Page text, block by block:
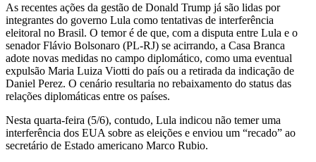
As recentes ações da gestão de Donald Trump já são lidas por
integrantes do governo Lula como tentativas de interferência
eleitoral no Brasil. O temor é de que, com a disputa entre Lula e o
senador Flávio Bolsonaro (PL-RJ) se acirrando, a Casa Branca
adote novas medidas no campo diplomático, como uma eventual
expulsão Maria Luiza Viotti do país ou a retirada da indicação de
Daniel Perez. O cenário resultaria no rebaixamento do status das
relações diplomáticas entre os países.
Nesta quarta-feira (5/6), contudo, Lula indicou não temer uma
interferência dos EUA sobre as eleições e enviou um “recado” ao
secretário de Estado americano Marco Rubio.